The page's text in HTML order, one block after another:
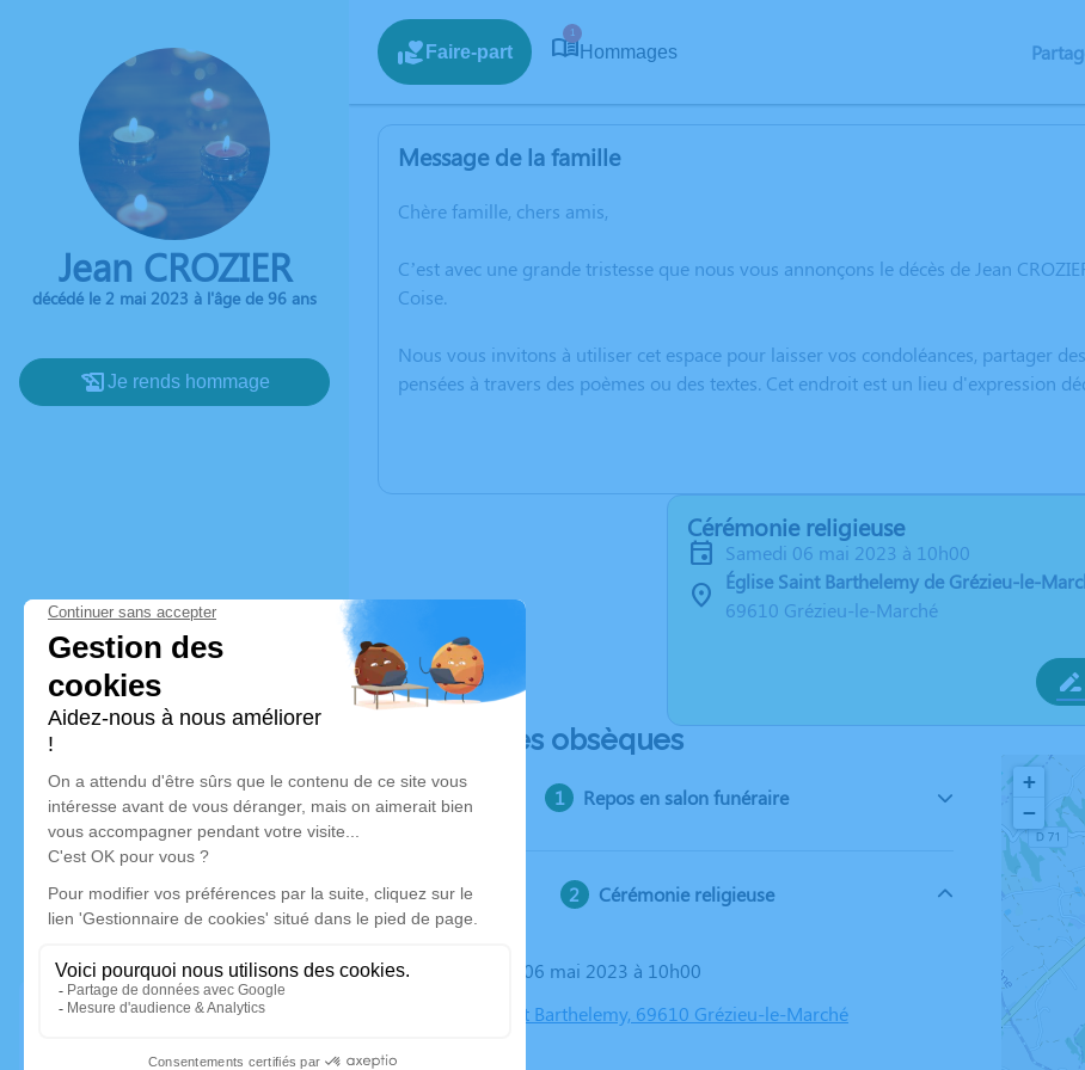
Jean CROZIER
décédé le 2 mai 2023 à l'âge de 96 ans
Je rends hommage
Faire-part
1
Hommages
Message de la famille
Chère famille, chers amis,
C’est avec une grande tristesse que nous vous annonçons le décès de Jean
Coise.
Nous vous invitons à utiliser cet espace pour laisser vos condoléances, partager
pensées à travers des poèmes ou des textes. Cet endroit est un lieu d'expression
Cérémonie religieuse
samedi 06 mai 2023 à 10h00
Église Saint Barthelemy de Grézieu-le-
69610 Grézieu-le-Marché
Déroulé des obsèques
Repos en salon funéraire
Cérémonie religieuse
Le samedi 06 mai 2023 à 10h00
Église Saint Barthelemy, 69610 Grézieu-le-Marché
+
−